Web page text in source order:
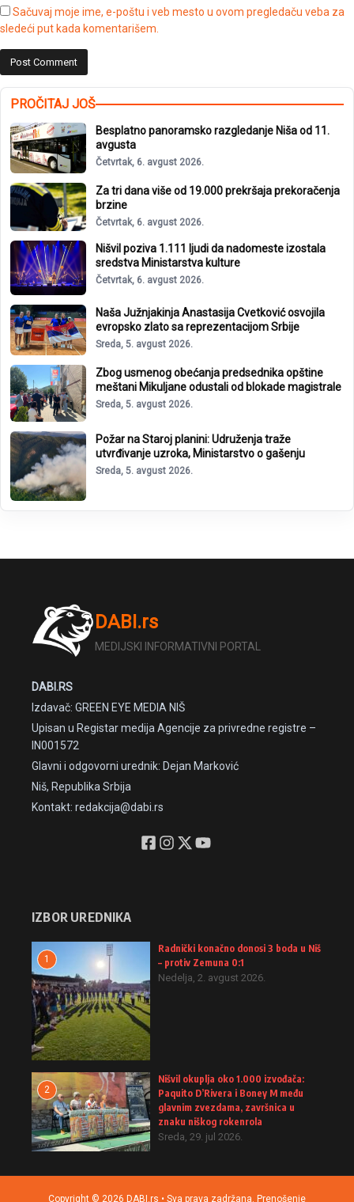
Sačuvaj moje ime, e-poštu i veb mesto u ovom pregledaču veba za
sledeći put kada komentarišem.
PROČITAJ JOŠ
Besplatno panoramsko razgledanje Niša od 11.
avgusta
Četvrtak, 6. avgust 2026.
Za tri dana više od 19.000 prekršaja prekoračenja
brzine
Četvrtak, 6. avgust 2026.
Nišvil poziva 1.111 ljudi da nadomeste izostala
sredstva Ministarstva kulture
Četvrtak, 6. avgust 2026.
Naša Južnjakinja Anastasija Cvetković osvojila
evropsko zlato sa reprezentacijom Srbije
Sreda, 5. avgust 2026.
Zbog usmenog obećanja predsednika opštine
meštani Mikuljane odustali od blokade magistrale
Sreda, 5. avgust 2026.
Požar na Staroj planini: Udruženja traže
utvrđivanje uzroka, Ministarstvo o gašenju
Sreda, 5. avgust 2026.
DABI.rs
MEDIJSKI INFORMATIVNI PORTAL
DABI.RS
Izdavač: GREEN EYE MEDIA NIŠ
Upisan u Registar medija Agencije za privredne registre –
IN001572
Glavni i odgovorni urednik: Dejan Marković
Niš, Republika Srbija
Kontakt: redakcija@dabi.rs
IZBOR UREDNIKA
1
Radnički konačno donosi 3 boda u Niš
– protiv Zemuna 0:1
Nedelja, 2. avgust 2026.
2
Nišvil okuplja oko 1.000 izvođača:
Paquito D’Rivera i Boney M među
glavnim zvezdama, završnica u
znaku niškog rokenrola
Sreda, 29. jul 2026.
Copyright © 2026 DABI.rs • Sva prava zadržana. Prenošenje